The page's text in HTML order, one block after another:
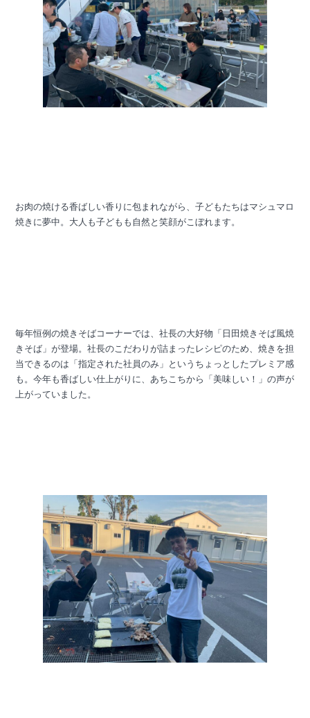
お肉の焼ける香ばしい香りに包まれながら、子どもたちはマシュマロ
焼きに夢中。大人も子どもも自然と笑顔がこぼれます。
毎年恒例の焼きそばコーナーでは、社長の大好物「日田焼きそば風焼
きそば」が登場。社長のこだわりが詰まったレシピのため、焼きを担
当できるのは「指定された社員のみ」というちょっとしたプレミア感
も。今年も香ばしい仕上がりに、あちこちから「美味しい！」の声が
上がっていました。